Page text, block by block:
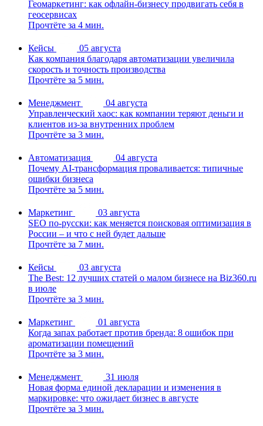
Геомаркетинг: как офлайн-бизнесу продвигать себя в
геосервисах
Прочтёте за 4 мин.
Кейсы
05 августа
Как компания благодаря автоматизации увеличила
скорость и точность производства
Прочтёте за 5 мин.
Менеджмент
04 августа
Управленческий хаос: как компании теряют деньги и
клиентов из-за внутренних проблем
Прочтёте за 3 мин.
Автоматизация
04 августа
Почему AI-трансформация проваливается: типичные
ошибки бизнеса
Прочтёте за 5 мин.
Маркетинг
03 августа
SEO по-русски: как меняется поисковая оптимизация в
России – и что с ней будет дальше
Прочтёте за 7 мин.
Кейсы
03 августа
The Best: 12 лучших статей о малом бизнесе на Biz360.ru
в июле
Прочтёте за 3 мин.
Маркетинг
01 августа
Когда запах работает против бренда: 8 ошибок при
ароматизации помещений
Прочтёте за 3 мин.
Менеджмент
31 июля
Новая форма единой декларации и изменения в
маркировке: что ожидает бизнес в августе
Прочтёте за 3 мин.